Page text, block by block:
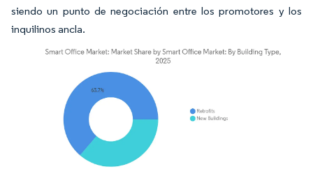
siendo un punto de negociación entre los promotores y los
inquilinos ancla.